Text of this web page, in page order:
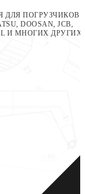
ДЛЯ ПОГРУЗЧИКОВ
DOOSAN, JCB,
И МНОГИХ ДРУГИХ